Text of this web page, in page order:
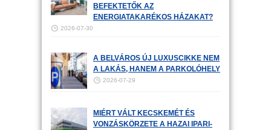
BEFEKTETŐK AZ
ENERGIATAKARÉKOS HÁZAKAT?
2026-07-30
A BELVÁROS ÚJ LUXUSCIKKE NEM
A LAKÁS, HANEM A PARKOLÓHELY
2026-07-29
MIÉRT VÁLT KECSKEMÉT ÉS
VONZÁSKÖRZETE A HAZAI IPARI-